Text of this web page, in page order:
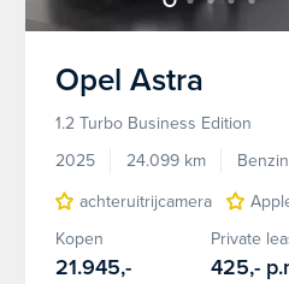
cruise control dodehoek
Auto dodehoek detectie
Opel Astra
1.2 Turbo Business Edition
2025
24.099 km
achteruitrijcamera
Kopen
21.945,-
Private
425,-